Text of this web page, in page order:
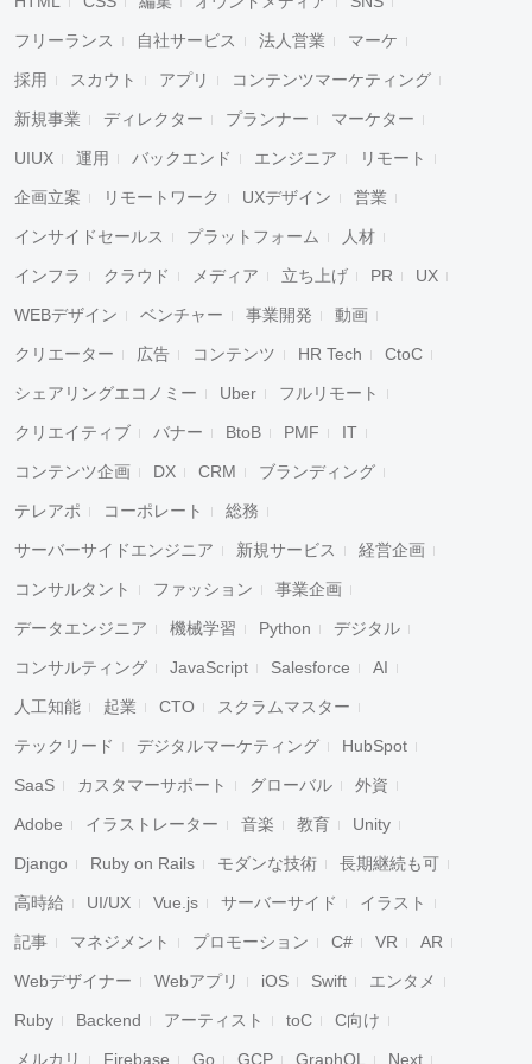
フリーランス 自社サービス 法人営業 マーケ
採用 スカウト アプリ コンテンツマーケティング
新規事業 ディレクター プランナー マーケター
UIUX 運用 バックエンド エンジニア リモート
企画立案 リモートワーク UXデザイン 営業
インサイドセールス プラットフォーム 人材
インフラ クラウド メディア 立ち上げ PR UX
WEBデザイン ベンチャー 事業開発 動画
クリエーター 広告 コンテンツ HR Tech CtoC
シェアリングエコノミー Uber フルリモート
クリエイティブ バナー BtoB PMF IT
コンテンツ企画 DX CRM ブランディング
テレアポ コーポレート 総務
サーバーサイドエンジニア 新規サービス 経営企画
コンサルタント ファッション 事業企画
データエンジニア 機械学習 Python デジタル
コンサルティング JavaScript Salesforce AI
人工知能 起業 CTO スクラムマスター
テックリード デジタルマーケティング HubSpot
SaaS カスタマーサポート グローバル 外資
Adobe イラストレーター 音楽 教育 Unity
Django Ruby on Rails モダンな技術 長期継続も可
高時給 UI/UX Vue.js サーバーサイド イラスト
記事 マネジメント プロモーション C# VR AR
Webデザイナー Webアプリ iOS Swift エンタメ
Ruby Backend アーティスト toC C向け
メルカリ Firebase Go GCP GraphQL Next